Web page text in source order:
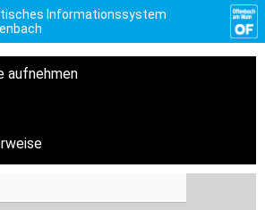
Informationssystem
aufnehmen